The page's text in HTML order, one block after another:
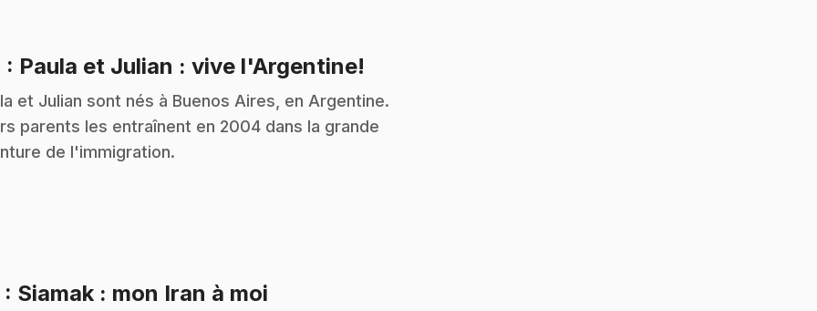
: Paula et Julian : vive l'Argentine!
et Julian sont nés à Buenos Aires, en Argentine.
parents les entraînent en 2004 dans la grande
de l'immigration.
: Siamak : mon Iran à moi